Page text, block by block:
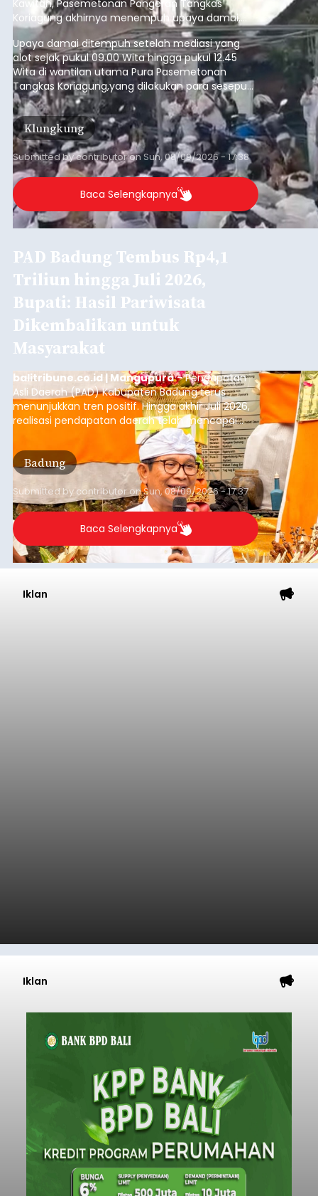
Kawitan, Pasemetonan Pangeran Tangkas
Koriagung akhirnya menempuh upaya damai,
pada Minggu (9/8/2026).
Upaya damai ditempuh setelah mediasi yang
alot sejak pukul 09.00 Wita hingga pukul 12.45
Wita di wantilan utama Pura Pasemetonan
Tangkas Koriagung,yang dilakukan para sesepuh
kedua belah pihak yang berseberangan.
Klungkung
Submitted bycontributoronSun, 08/09/2026 - 17:38
Baca Selengkapnya
PAD Badung Tembus Rp4,1
Triliun hingga Juli 2026,
Bupati: Hasil Pariwisata
Dikembalikan untuk
Masyarakat
balitribune.co.id | Mangupura- Pendapatan
Asli Daerah (PAD) Kabupaten Badung terus
menunjukkan tren positif. Hingga akhir Juli 2026,
realisasi pendapatan daerah telah mencapai
Rp4,1 triliun atau rata-rata sekitar Rp730 miliar
per bulan, meningkat signifikan dibandingkan
rata-rata penerimaan sebelumnya yang berkisar
Rp350 miliar hingga Rp400 miliar per bulan.
Badung
Submitted by contributor onSun, 08/09/2026 - 17:37
Baca Selengkapnya
Iklan
Iklan